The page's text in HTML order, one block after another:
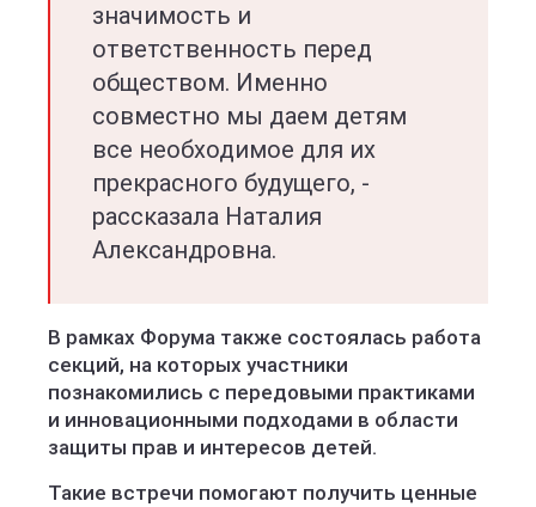
значимость и
ответственность перед
обществом. Именно
совместно мы даем детям
все необходимое для их
прекрасного будущего, -
рассказала Наталия
Александровна.
В рамках Форума также состоялась работа
секций, на которых участники
познакомились с передовыми практиками
и инновационными подходами в области
защиты прав и интересов детей.
Такие встречи помогают получить ценные